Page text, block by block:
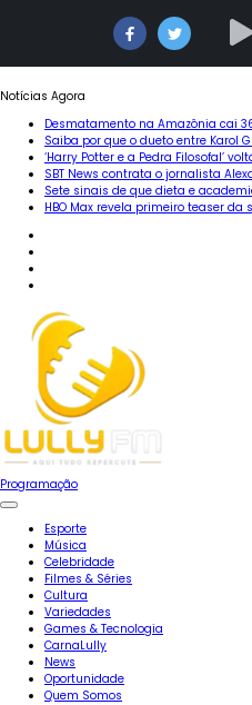
Skip
content
Notícias Agora
Desmatamento na Amazônia cai
Saiba por que o dueto entre Karol
‘Harry Potter e a Pedra Filosofal’
SBT News contrata o jornalista
Sete sinais de que dieta e
HBO Max revela primeiro teaser da
Programação
Esporte
Música
Celebridade
Filmes & Séries
Cultura
Variedades
Games & Tecnologia
CarnaLully
News
Oportunidade
Quem Somos